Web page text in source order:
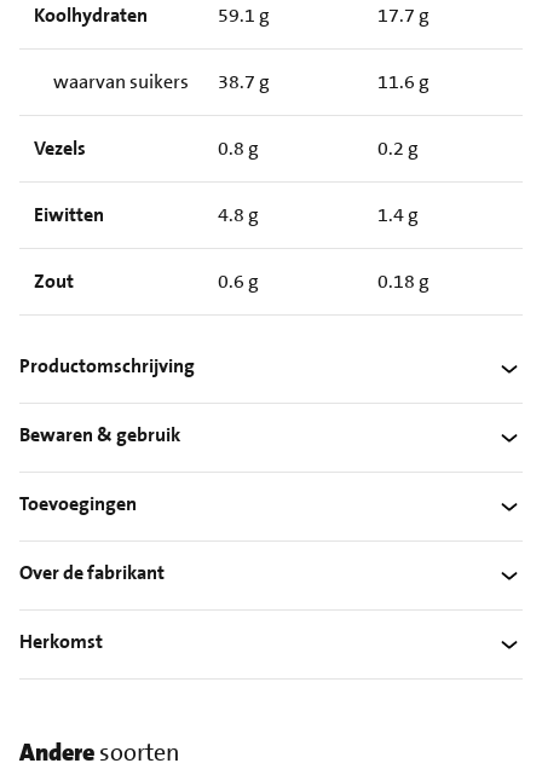
Koolhydraten 59.1 g 17.7 g
waarvan suikers 38.7 g 11.6 g
Vezels 0.8 g 0.2 g
Eiwitten 4.8 g 1.4 g
Zout 0.6 g 0.18 g
Productomschrijving
Bewaren & gebruik
Toevoegingen
Over de fabrikant
Herkomst
Anderesoorten